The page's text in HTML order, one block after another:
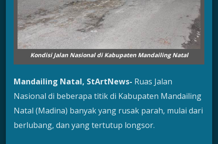
Kondisi Jalan Nasional di Kabupaten Mandailing Natal
Mandailing Natal, StArtNews- Ruas Jalan
Nasional di beberapa titik di Kabupaten Mandailing
Natal (Madina) banyak yang rusak parah, mulai dari
berlubang, dan yang tertutup longsor.